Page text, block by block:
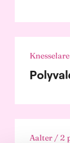
Aalter / 2